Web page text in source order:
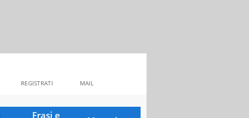
MAIL
REGISTRATI
Frasi e